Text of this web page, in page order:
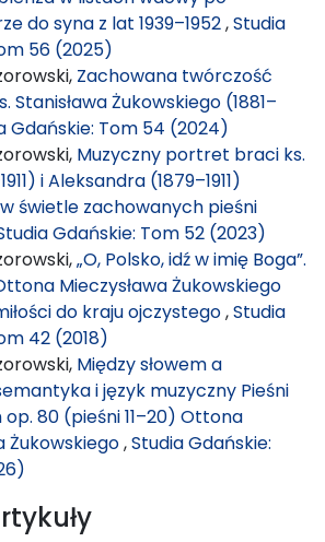
do syna z lat 1939–1952,Studia
56 (2025)
Zachowana twórczość
Stanisława Żukowskiego (1881–
Gdańskie: Tom 54 (2024)
Muzyczny portret braci ks.
i Aleksandra (1879–1911)
świetle zachowanych pieśni
Gdańskie: Tom 52 (2023)
„O, Polsko, idź w imię Boga”.
Mieczysława Żukowskiego
do kraju ojczystego,Studia
42 (2018)
Między słowem a
i język muzyczny Pieśni
80 (pieśni 11–20) Ottona
Żukowskiego,Studia Gdańskie: